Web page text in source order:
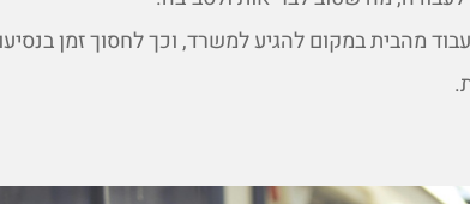
מהבית במקום להגיע למשרד, וכך לחסוך זמן